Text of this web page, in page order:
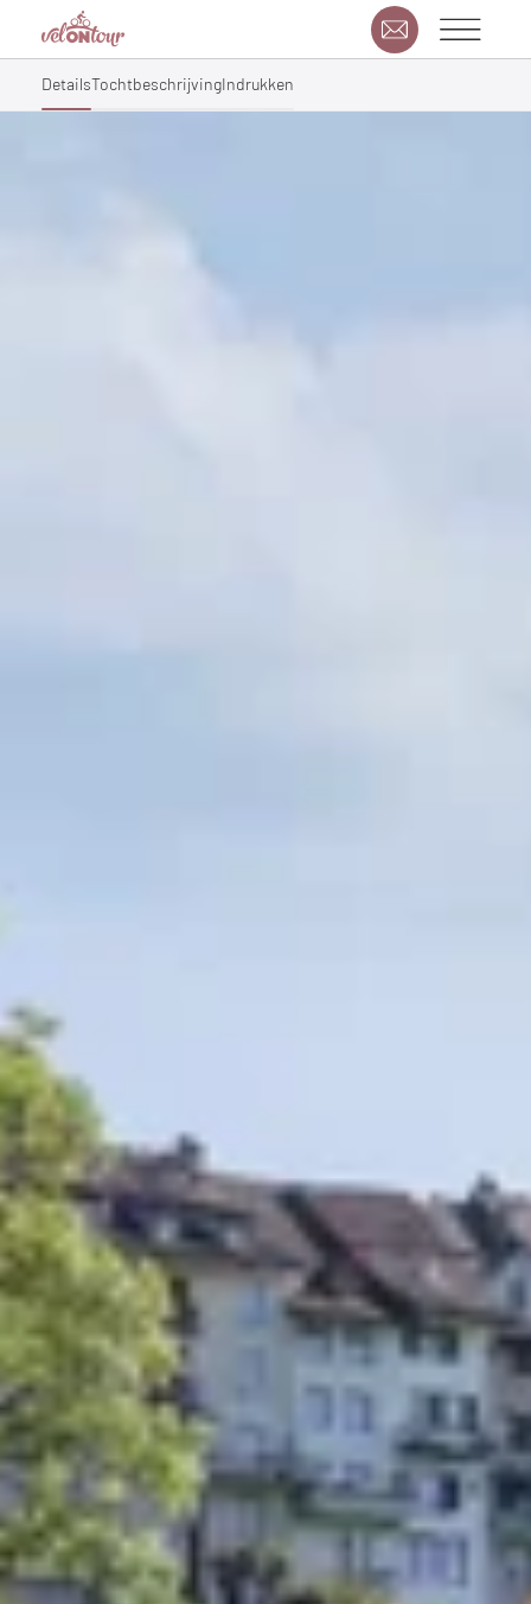
DetailsTochtbeschrijvingIndrukken